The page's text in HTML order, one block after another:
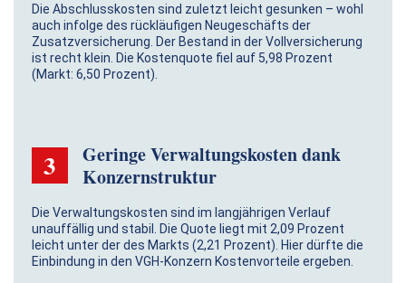
Die Abschlusskosten sind zuletzt leicht gesunken – wohl
auch infolge des rückläufigen Neugeschäfts der
Zusatzversicherung. Der Bestand in der Voll­versicherung
ist recht klein. Die Kostenquote fiel auf 5,98 Prozent
(Markt: 6,50 Prozent).
3
Geringe Verwaltungskosten dank
Konzernstruktur
Die Verwaltungskosten sind im langjährigen Verlauf
unauffällig und stabil. Die Quote liegt mit 2,09 Prozent
leicht unter der des Markts (2,21 Prozent). Hier dürfte die
Einbindung in den VGH-Konzern Kostenvorteile ergeben.